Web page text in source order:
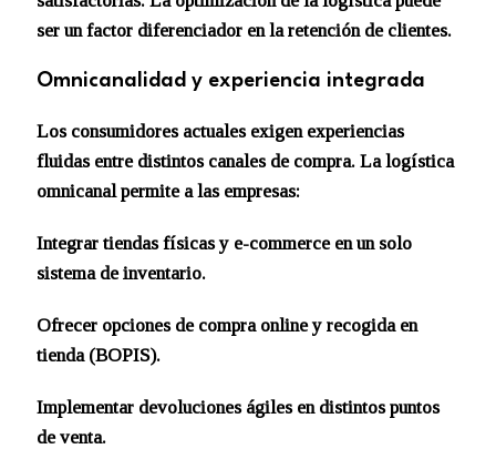
ser un factor diferenciador en la retención de clientes.
Omnicanalidad y experiencia integrada
Los consumidores actuales exigen experiencias
fluidas entre distintos canales de compra. La logística
omnicanal permite a las empresas:
Integrar tiendas físicas y e-commerce en un solo
sistema de inventario.
Ofrecer opciones de compra online y recogida en
tienda (BOPIS).
Implementar devoluciones ágiles en distintos puntos
de venta.